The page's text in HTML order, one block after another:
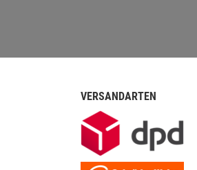
VERSANDARTEN